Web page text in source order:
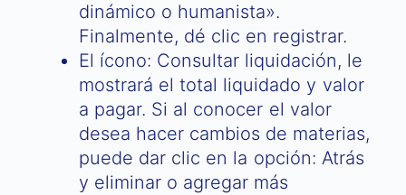
dinámico o humanista».
Finalmente, dé clic en registrar.
El ícono: Consultar liquidación, le
mostrará el total liquidado y valor
a pagar. Si al conocer el valor
desea hacer cambios de materias,
puede dar clic en la opción: Atrás
y eliminar o agregar más